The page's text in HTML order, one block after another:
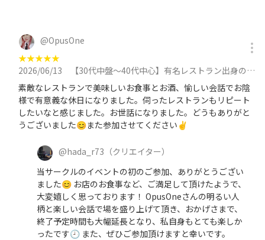
@OpusOne
★★★★★
2026/06/13
【30代中盤〜40代中心】有名レストラン出身のシェフの大森のビストロで飲み放題付きディナー会に参加
素敵なレストランで美味しいお食事とお酒、愉しい会話でお陰
様で有意義な休日になりました。伺ったレストランもリピート
したいなと感じました。お世話になりました。どうもありがと
うございました😊また参加させてください✌
@hada_r73 （クリエイター）
当サークルのイベントの初のご参加、ありがとうござい
ました😊 お店のお食事など、ご満足して頂けたようで、
大変嬉しく思っております！ OpusOneさんの明るい人
柄と楽しい会話で場を盛り上げて頂き、おかげさまで、
終了予定時間も大幅延長となり、私自身もとても楽しか
ったです🕘️ また、ぜひご参加頂けますと幸いです。